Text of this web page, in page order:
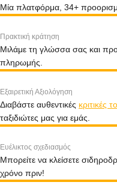
Μία πλατφόρμα, 34+
Πρακτική κράτηση
Μιλάμε τη γλώσσα σας και
πληρωμής.
Εξαιρετική Αξιολόγηση
Διαβάστε αυθεντικές κριτικές
ταξιδιώτες μας για εμάς.
Ευέλικτος σχεδιασμός
Μπορείτε να κλείσετε
χρόνο πριν!